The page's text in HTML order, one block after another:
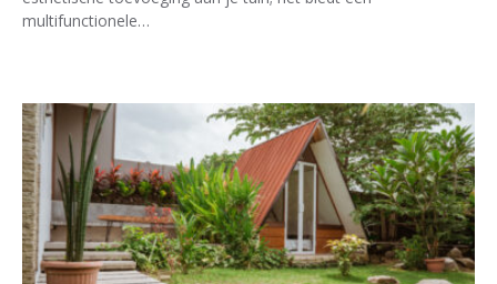
multifunctionele…